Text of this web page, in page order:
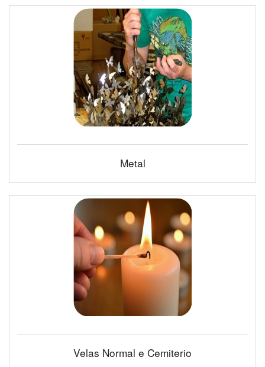
Metal
Velas Normal e Cemiterio